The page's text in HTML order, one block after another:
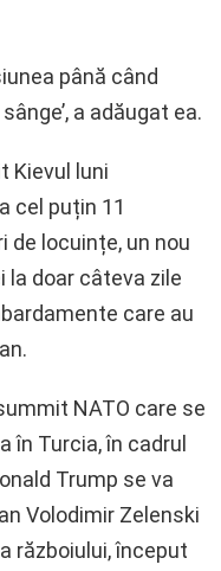
până când
a adăugat ea.
Kievul luni
cel puțin 11
de locuințe, un nou
doar câteva zile
care au
NATO care se
în Turcia, în cadrul
Trump se va
Volodimir Zelenski
războiului, început